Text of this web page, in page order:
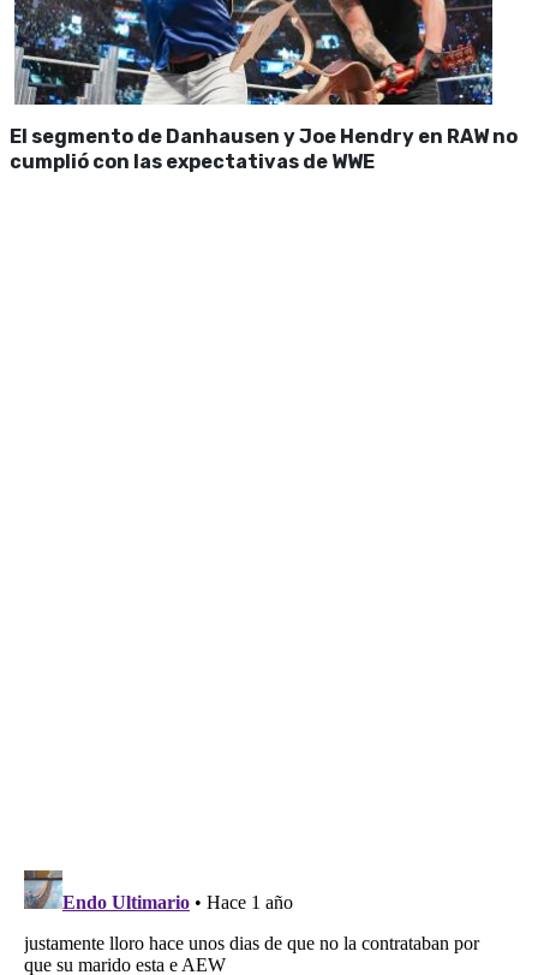
El segmento de Danhausen y Joe Hendry en RAW no
cumplió con las expectativas de WWE